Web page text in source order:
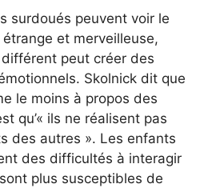
surdoués peuvent voir le
et merveilleuse,
peut créer des
Skolnick dit que
le moins à propos des
qu’« ils ne réalisent pas
des autres ». Les enfants
des difficultés à interagir
plus susceptibles de